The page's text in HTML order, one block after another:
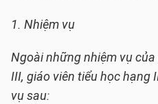
1. Nhiệm vụ
Ngoài những nhiệm vụ
III, giáo viên tiểu học hạng
vụ sau: